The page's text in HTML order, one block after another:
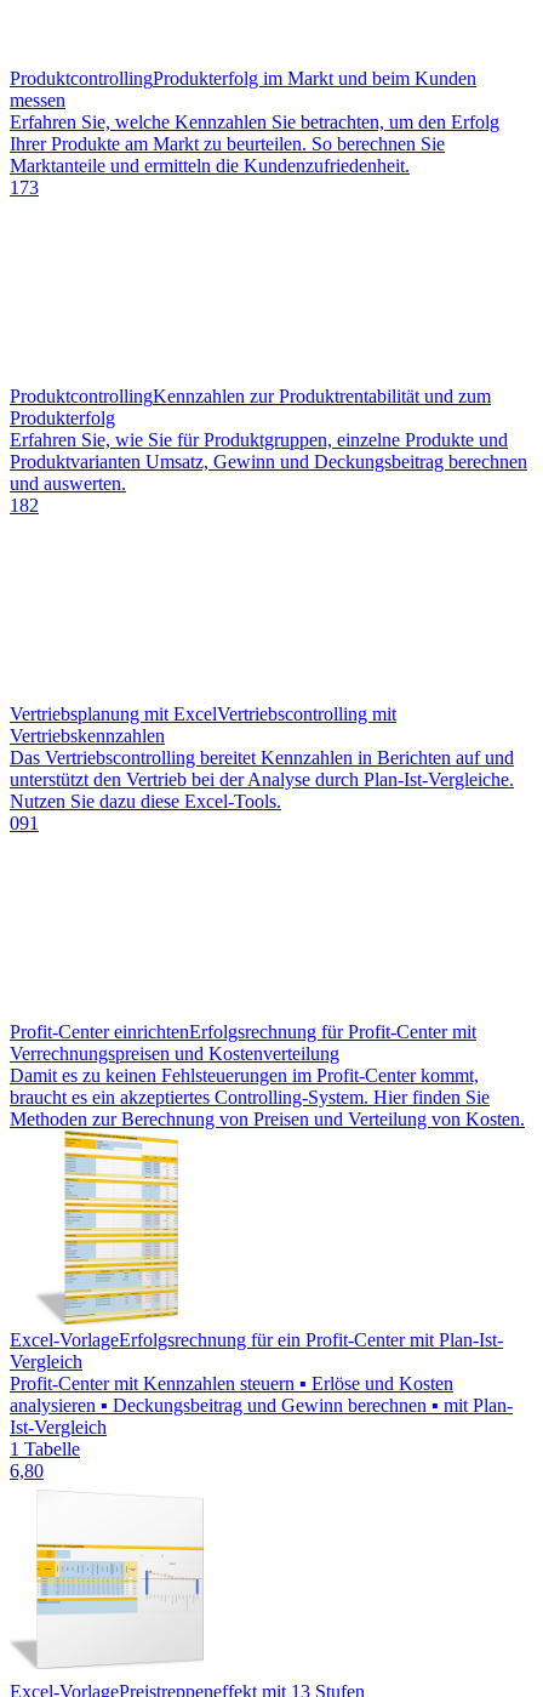
ProduktcontrollingProdukterfolg im Markt und beim Kunden
messen
Erfahren Sie, welche Kennzahlen Sie betrachten, um den Erfolg
Ihrer Produkte am Markt zu beurteilen. So berechnen Sie
Marktanteile und ermitteln die Kundenzufriedenheit.
173
ProduktcontrollingKennzahlen zur Produktrentabilität und zum
Produkterfolg
Erfahren Sie, wie Sie für Produktgruppen, einzelne Produkte und
Produktvarianten Umsatz, Gewinn und Deckungsbeitrag berechnen
und auswerten.
182
Vertriebsplanung mit ExcelVertriebscontrolling mit
Vertriebskennzahlen
Das Vertriebscontrolling bereitet Kennzahlen in Berichten auf und
unterstützt den Vertrieb bei der Analyse durch Plan-Ist-Vergleiche.
Nutzen Sie dazu diese Excel-Tools.
091
Profit-Center einrichtenErfolgsrechnung für Profit-Center mit
Verrechnungspreisen und Kostenverteilung
Damit es zu keinen Fehlsteuerungen im Profit-Center kommt,
braucht es ein akzeptiertes Controlling-System. Hier finden Sie
Methoden zur Berechnung von Preisen und Verteilung von Kosten.
Excel-VorlageErfolgsrechnung für ein Profit-Center mit Plan-Ist-
Vergleich
Profit-Center mit Kennzahlen steuern ▪ Erlöse und Kosten
analysieren ▪ Deckungsbeitrag und Gewinn berechnen ▪ mit Plan-
Ist-Vergleich
1 Tabelle
6,80
Excel-VorlagePreistreppeneffekt mit 13 Stufen